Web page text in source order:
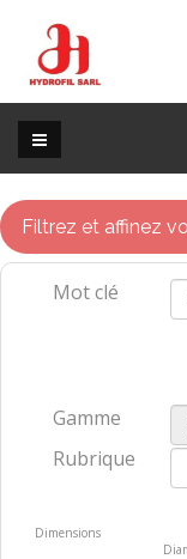
Filtrez et affinez
Mot clé
Gamme
Rubrique
Dimensions